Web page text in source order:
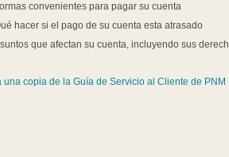
convenientes para pagar su cuenta
hacer si el pago de su cuenta esta atrasado
que afectan su cuenta, incluyendo sus
una copia de la Guía de Servicio al Cliente de PNM